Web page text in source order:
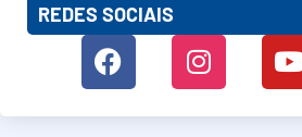
REDES SOCIAIS